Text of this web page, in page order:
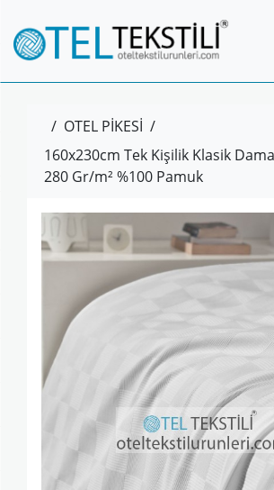
/ OTEL PİKESİ /
160x230cm Tek Kişilik Klasik
280 Gr/m² %100 Pamuk